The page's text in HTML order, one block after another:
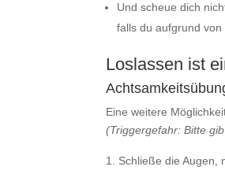
Und scheue dich
falls du aufgrund
Loslassen ist
Eine weitere
(Triggergefahr: Bitte
Schließe die Augen,